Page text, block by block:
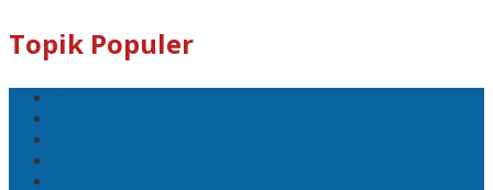
Topik Populer